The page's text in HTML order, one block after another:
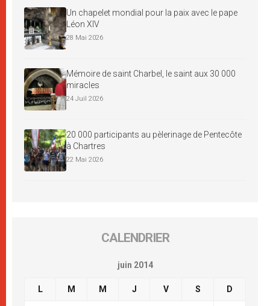
Un chapelet mondial pour la paix avec le pape
Léon XIV
28 Mai 2026
Mémoire de saint Charbel, le saint aux 30 000
miracles
24 Juil 2026
20 000 participants au pèlerinage de Pentecôte
à Chartres
22 Mai 2026
CALENDRIER
juin 2014
L M M J V S D